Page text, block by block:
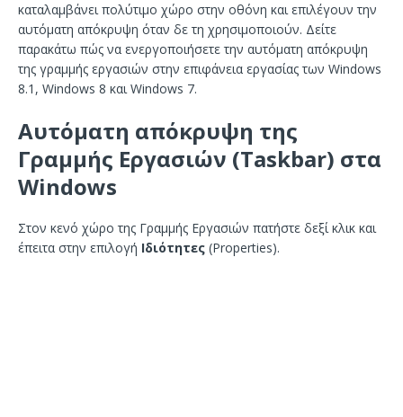
καταλαμβάνει πολύτιμο χώρο στην οθόνη και επιλέγουν την
αυτόματη απόκρυψη όταν δε τη χρησιμοποιούν. Δείτε
παρακάτω πώς να ενεργοποιήσετε την αυτόματη απόκρυψη
της γραμμής εργασιών στην επιφάνεια εργασίας των Windows
8.1, Windows 8 και Windows 7.
Αυτόματη απόκρυψη της
Γραμμής Εργασιών (Taskbar) στα
Windows
Στον κενό χώρο της Γραμμής Εργασιών πατήστε δεξί κλικ και
έπειτα στην επιλογή Ιδιότητες (Properties).